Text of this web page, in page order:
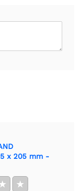
x 205 mm -
★